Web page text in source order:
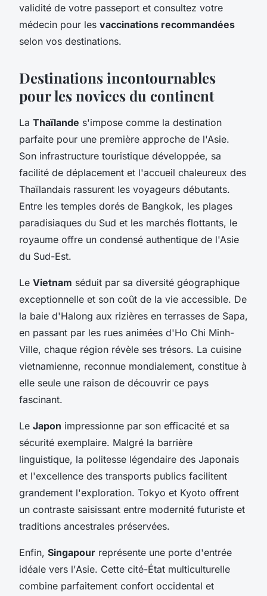
validité de votre passeport et consultez votre
médecin pour les vaccinations recommandées
selon vos destinations.
Destinations incontournables
pour les novices du continent
La Thaïlande s'impose comme la destination
parfaite pour une première approche de l'Asie.
Son infrastructure touristique développée, sa
facilité de déplacement et l'accueil chaleureux des
Thaïlandais rassurent les voyageurs débutants.
Entre les temples dorés de Bangkok, les plages
paradisiaques du Sud et les marchés flottants, le
royaume offre un condensé authentique de l'Asie
du Sud-Est.
Le Vietnam séduit par sa diversité géographique
exceptionnelle et son coût de la vie accessible. De
la baie d'Halong aux rizières en terrasses de Sapa,
en passant par les rues animées d'Ho Chi Minh-
Ville, chaque région révèle ses trésors. La cuisine
vietnamienne, reconnue mondialement, constitue à
elle seule une raison de découvrir ce pays
fascinant.
Le Japon impressionne par son efficacité et sa
sécurité exemplaire. Malgré la barrière
linguistique, la politesse légendaire des Japonais
et l'excellence des transports publics facilitent
grandement l'exploration. Tokyo et Kyoto offrent
un contraste saisissant entre modernité futuriste et
traditions ancestrales préservées.
Enfin, Singapour représente une porte d'entrée
idéale vers l'Asie. Cette cité-État multiculturelle
combine parfaitement confort occidental et